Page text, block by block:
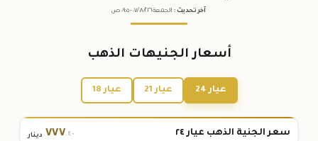
آخر تحديث : الجمعة ٠٧ /٠٨/٢٠٢٦ - ٠٩:٠٥ ص
أسعار الجنيهات الذهب
عيار 24 عيار 21 عيار 18
سعر الجنية الذهب عيار ٢٤ ٧٧٧.٤٠ دينار